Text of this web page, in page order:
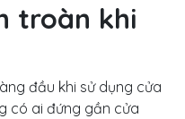
troàn khi
đầu khi sử dụng cửa
có ai đứng gần cửa